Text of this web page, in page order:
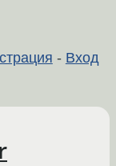
- Вход